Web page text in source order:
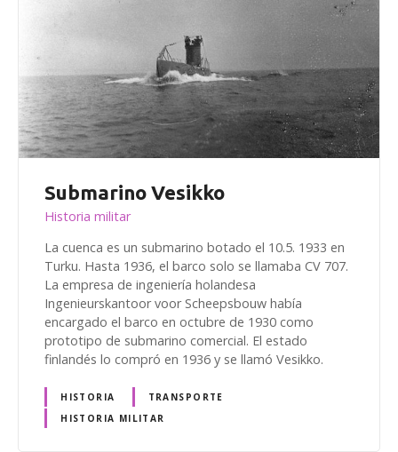
Submarino Vesikko
Historia militar
La cuenca es un submarino botado el 10.5. 1933 en
Turku. Hasta 1936, el barco solo se llamaba CV 707.
La empresa de ingeniería holandesa
Ingenieurskantoor voor Scheepsbouw había
encargado el barco en octubre de 1930 como
prototipo de submarino comercial. El estado
finlandés lo compró en 1936 y se llamó Vesikko.
HISTORIA
TRANSPORTE
HISTORIA MILITAR